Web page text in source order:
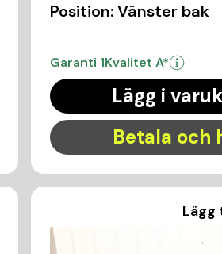
Position: Vänster bak
Garanti 1Kvalitet A*
Lägg i
Betala och
Lägg